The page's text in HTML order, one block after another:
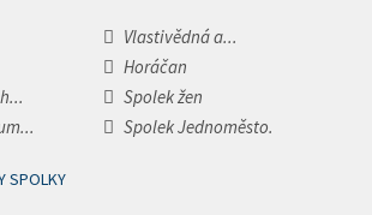
Vlastivědná a...
Horáčan
Spolek žen
Spolek Jednoměsto.
SPOLKY